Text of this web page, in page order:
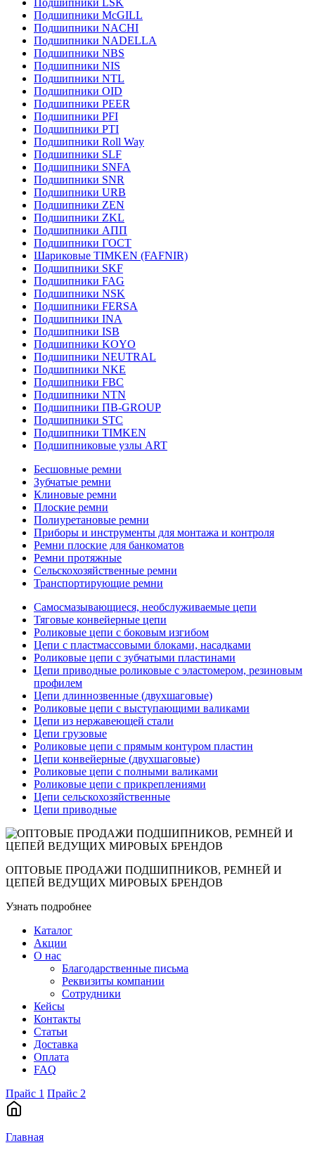
Подшипники LSK
Подшипники McGILL
Подшипники NACHI
Подшипники NADELLA
Подшипники NBS
Подшипники NIS
Подшипники NTL
Подшипники OID
Подшипники PEER
Подшипники PFI
Подшипники PTI
Подшипники Roll Way
Подшипники SLF
Подшипники SNFA
Подшипники SNR
Подшипники URB
Подшипники ZEN
Подшипники ZKL
Подшипники АПП
Подшипники ГОСТ
Шариковые ТІMKEN (FAFNIR)
Подшипники SKF
Подшипники FAG
Подшипники NSK
Подшипники FERSA
Подшипники INA
Подшипники ISB
Подшипники KOYO
Подшипники NEUTRAL
Подшипники NKE
Подшипники FBC
Подшипники NTN
Подшипники ПВ-GROUP
Подшипники STC
Подшипники TIMKEN
Подшипниковые узлы ART
Бесшовные ремни
Зубчатые ремни
Клиновые ремни
Плоские ремни
Полиуретановые ремни
Приборы и инструменты для монтажа и контроля
Ремни плоские для банкоматов
Ремни протяжные
Сельскохозяйственные ремни
Транспортирующие ремни
Самосмазывающиеся, необслуживаемые цепи
Тяговые конвейерные цепи
Роликовые цепи с боковым изгибом
Цепи с пластмассовыми блоками, насадками
Роликовые цепи с зубчатыми пластинами
Цепи приводные роликовые с эластомером, резиновым
профилем
Цепи длиннозвенные (двухшаговые)
Роликовые цепи с выступающими валиками
Цепи из нержавеющей стали
Цепи грузовые
Роликовые цепи с прямым контуром пластин
Цепи конвейерные (двухшаговые)
Роликовые цепи с полными валиками
Роликовые цепи с прикреплениями
Цепи сельскохозяйственные
Цепи приводные
ОПТОВЫЕ ПРОДАЖИ ПОДШИПНИКОВ, РЕМНЕЙ И
ЦЕПЕЙ ВЕДУЩИХ МИРОВЫХ БРЕНДОВ
Узнать подробнее
Каталог
Акции
О нас
Благодарственные письма
Реквизиты компании
Сотрудники
Кейсы
Контакты
Статьи
Доставка
Оплата
FAQ
Прайс 1 Прайс 2
Главная